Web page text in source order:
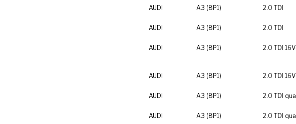
AUDI A3 (8P1) 2.0 TDI
AUDI
A3 (8P1) 2.0 TDI
AUDI
A3 (8P1) 2.0 TDI 16V
AUDI A3 (8P1) 2.0 TDI
AUDI
A3 (8P1) 2.0 TDI
AUDI
A3 (8P1) 2.0 TDI